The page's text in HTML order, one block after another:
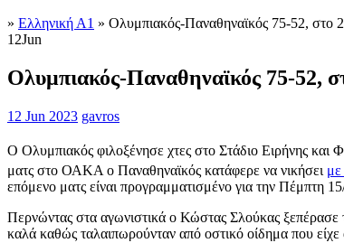
» Ελληνική Α1 » Ολυμπιακός-Παναθηναϊκός 75-52, στο
12Jun
Ολυμπιακός-Παναθηναϊκός 75-52,
12 Jun 2023 gavros
Ο Ολυμπιακός φιλοξένησε χτες στο Στάδιο Ειρήνης και
ματς στο ΟΑΚΑ ο Παναθηναϊκός κατάφερε να νικήσει με
επόμενο ματς είναι προγραμματισμένο για την
Περνώντας στα αγωνιστικά ο Κώστας Σλούκας ξεπέρασε
καλά καθώς ταλαιπωρούνταν από οστικό οίδημα που